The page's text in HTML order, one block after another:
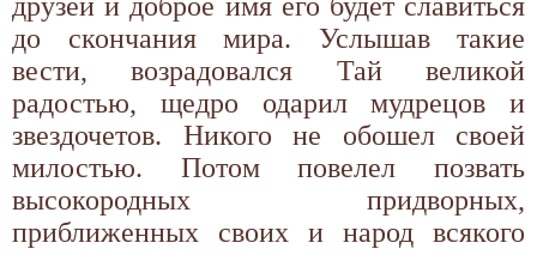
до скончания мира. Услышав такие
вести, возрадовался Тай великой
радостью, щедро одарил мудрецов и
звездочетов. Никого не обошел своей
милостью. Потом повелел позвать
высокородных придворных,
приближенных своих и народ всякого